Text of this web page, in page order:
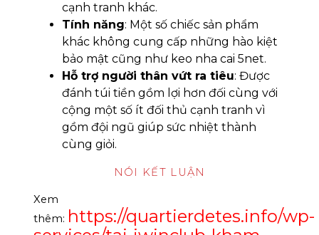
cạnh tranh khác.
Tính năng: Một số chiếc sản phẩm
khác không cung cấp những hào kiệt
bảo mật cũng như keo nha cai 5net.
Hỗ trợ người thân vứt ra tiêu: Được
đánh túi tiền gồm lợi hơn đối cùng với
cộng một số ít đối thủ cạnh tranh vì
gồm đội ngũ giúp sức nhiệt thành
cùng giỏi.
NÓI KẾT LUẬN
Xem
thêm: https://quartierdetes.info/wp-